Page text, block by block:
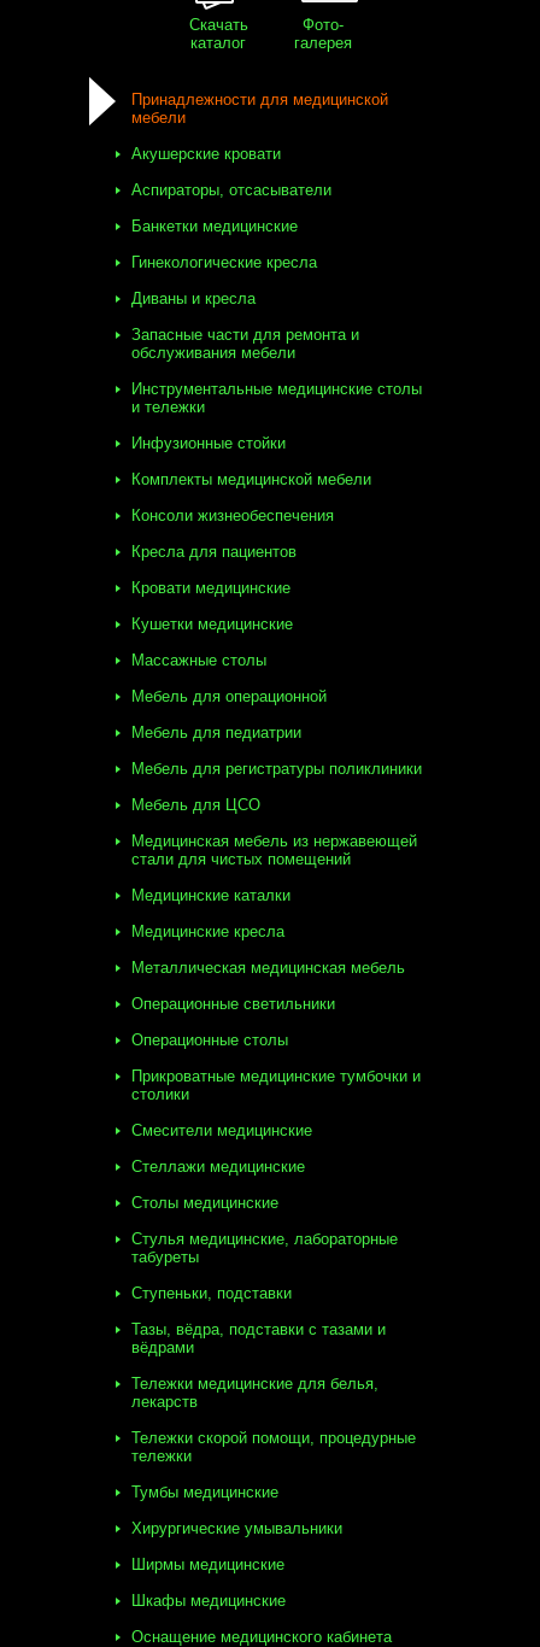
Скачать
каталог
Фото-
галерея
Принадлежности для медицинской
мебели
Акушерские кровати
Аспираторы, отсасыватели
Банкетки медицинские
Гинекологические кресла
Диваны и кресла
Запасные части для ремонта и
обслуживания мебели
Инструментальные медицинские столы
и тележки
Инфузионные стойки
Комплекты медицинской мебели
Консоли жизнеобеспечения
Кресла для пациентов
Кровати медицинские
Кушетки медицинские
Массажные столы
Мебель для операционной
Мебель для педиатрии
Мебель для регистратуры поликлиники
Мебель для ЦСО
Медицинская мебель из нержавеющей
стали для чистых помещений
Медицинские каталки
Медицинские кресла
Металлическая медицинская мебель
Операционные светильники
Операционные столы
Прикроватные медицинские тумбочки и
столики
Смесители медицинские
Стеллажи медицинские
Столы медицинские
Стулья медицинские, лабораторные
табуреты
Ступеньки, подставки
Тазы, вёдра, подставки с тазами и
вёдрами
Тележки медицинские для белья,
лекарств
Тележки скорой помощи, процедурные
тележки
Тумбы медицинские
Хирургические умывальники
Ширмы медицинские
Шкафы медицинские
Оснащение медицинского кабинета